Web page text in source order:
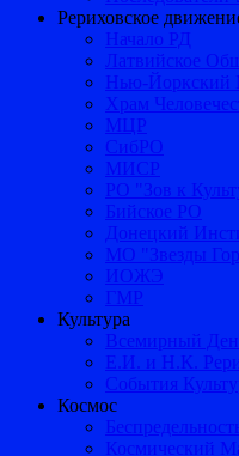
Рериховское
Начало РД
Латвийское
Нью-Йоркский
Храм
МЦР
СибРО
МИСР
РО "Зов к
Бийское РО
Донецкий
МО "Звезды
ИОЖЭ
ГМР
Культура
Всемирный
Е.И. и Н.К.
События
Космос
Космический